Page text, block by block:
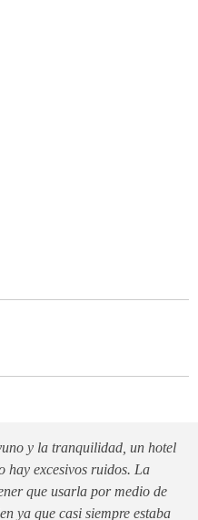
y la tranquilidad, un hotel
hay excesivos ruidos. La
que usarla por medio de
ya que casi siempre estaba